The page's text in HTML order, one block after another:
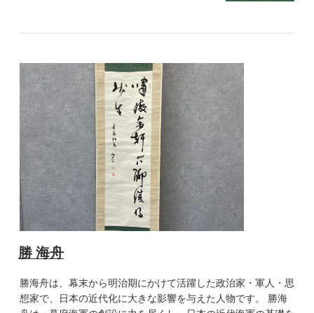
勝 海舟
勝海舟は、幕末から明治期にかけて活躍した政治家・軍人・思
想家で、日本の近代化に大きな影響を与えた人物です。 勝海